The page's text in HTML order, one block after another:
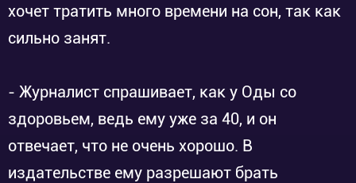
хочет тратить много времени на сон, так как
сильно занят.
- Журналист спрашивает, как у Оды со
здоровьем, ведь ему уже за 40, и он
отвечает, что не очень хорошо. В
издательстве ему разрешают брать